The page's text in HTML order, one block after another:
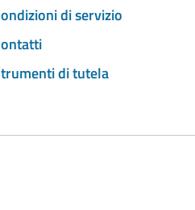
di servizio
di tutela